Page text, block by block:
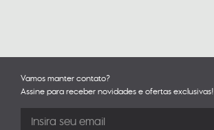
Vamos manter contato?
Assine para receber novidades e ofertas exclusivas!